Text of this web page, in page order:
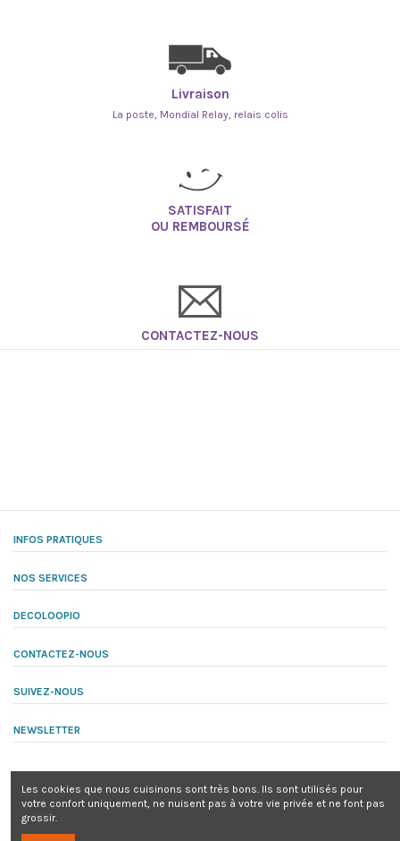
Livraison
La poste, Mondial Relay, relais colis
SATISFAIT
OU REMBOURSÉ
CONTACTEZ-NOUS
INFOS PRATIQUES
NOS SERVICES
DECOLOOPIO
CONTACTEZ-NOUS
SUIVEZ-NOUS
NEWSLETTER
© decoloopio® tous droits réservés | Siret 919 783 464 00010 - TVA : TVA
Les cookies que nous cuisinons sont très bons. Ils sont utilisés pour
votre confort uniquement, ne nuisent pas à votre vie privée et ne font pas
grossir.